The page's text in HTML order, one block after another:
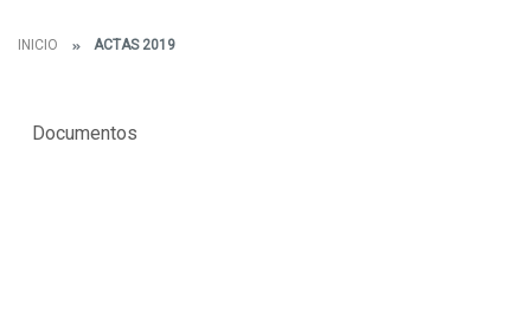
INICIO ACTAS 2019
Documentos